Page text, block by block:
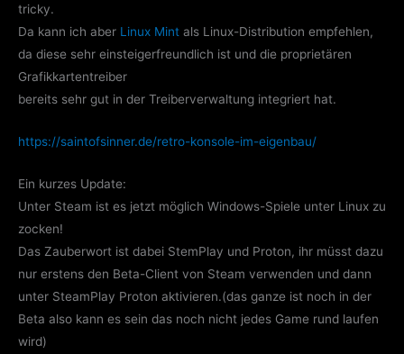
tricky.
Da kann ich aber Linux Mint als Linux-Distribution empfehlen,
da diese sehr einsteigerfreundlich ist und die proprietären
Grafikkartentreiber
bereits sehr gut in der Treiberverwaltung integriert hat.
https://saintofsinner.de/retro-konsole-im-eigenbau/
Ein kurzes Update:
Unter Steam ist es jetzt möglich Windows-Spiele unter Linux zu
zocken!
Das Zauberwort ist dabei StemPlay und Proton, ihr müsst dazu
nur erstens den Beta-Client von Steam verwenden und dann
unter SteamPlay Proton aktivieren.(das ganze ist noch in der
Beta also kann es sein das noch nicht jedes Game rund laufen
wird)